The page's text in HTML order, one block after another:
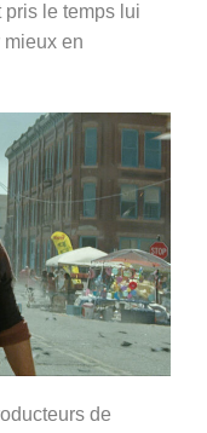
le temps lui
mieux en
de